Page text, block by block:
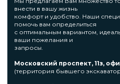
внести в вашу жизнь
комфорт и удобство. Наши
помочь вам определиться
с оптимальным вариантом,
ваши пожелания и
запросы.
Московский проспект, 11з,
(территория бывшего